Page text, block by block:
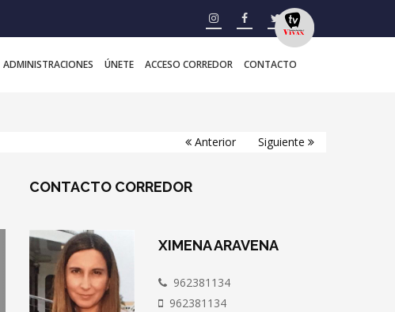
ADMINISTRACIONES ÚNETE ACCESO CORREDOR CONTACTO
Anterior Siguiente
CONTACTO CORREDOR
XIMENA ARAVENA
962381134
962381134